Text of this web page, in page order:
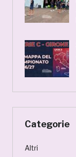
Categorie
Altri